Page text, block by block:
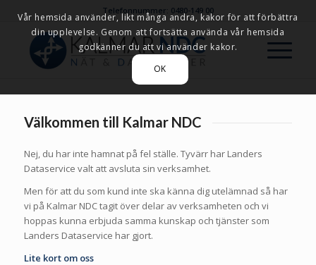
Telefonnummer: 0480-149 00
Välkommen till Kalmar NDC
Nej, du har inte hamnat på fel ställe. Tyvärr har Landers
Dataservice valt att avsluta sin verksamhet.
Men för att du som kund inte ska känna dig utelämnad så har
vi på Kalmar NDC tagit över delar av verksamheten och vi
hoppas kunna erbjuda samma kunskap och tjänster som
Landers Dataservice har gjort.
Lite kort om oss
Vår hemsida använder, likt många andra, kakor för att förbättra
din upplevelse. Genom att fortsätta använda vår hemsida
godkänner du att vi använder kakor.
OK